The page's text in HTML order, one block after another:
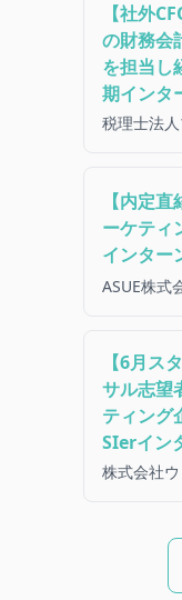
【社外
の財務会
を担当し
期インタ
税理士法
【内定
ーケティ
インター
ASUE株式
【6月ス
サル志望
ティング
SIerイン
株式会社